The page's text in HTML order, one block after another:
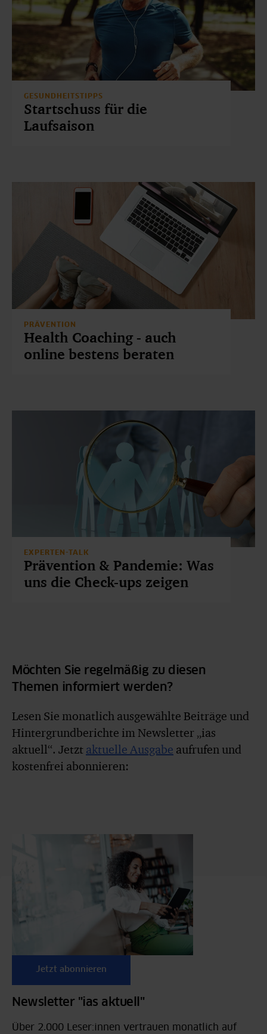
GESUNDHEITSTIPPS
Startschuss für die
Laufsaison
PRÄVENTION
Health Coaching - auch
online bestens beraten
EXPERTEN-TALK
Prävention & Pandemie: Was
uns die Check-ups zeigen
Möchten Sie regelmäßig zu diesen
Themen informiert werden?
Lesen Sie monatlich ausgewählte Beiträge und
Hintergrundberichte im Newsletter „ias
aktuell“. Jetzt aktuelle Ausgabe aufrufen und
kostenfrei abonnieren:
Jetzt abonnieren
Newsletter "ias aktuell"
Über 2.000 Leser:innen vertrauen monatlich auf